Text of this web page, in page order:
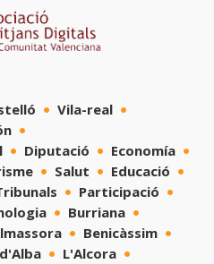
Vila-real
Diputació
Economía
Salut
Educació
Participació
Burriana
Benicàssim
L'Alcora